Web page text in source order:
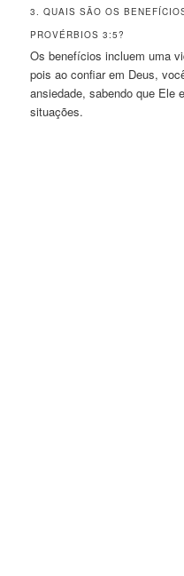
3. QUAIS SÃO OS
PROVÉRBIOS 3:5?
Os benefícios incluem uma
pois ao confiar em Deus,
ansiedade, sabendo que Ele
situações.